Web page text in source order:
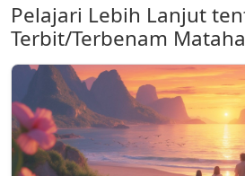
Pelajari Lebih Lanjut
Terbit/Terbenam